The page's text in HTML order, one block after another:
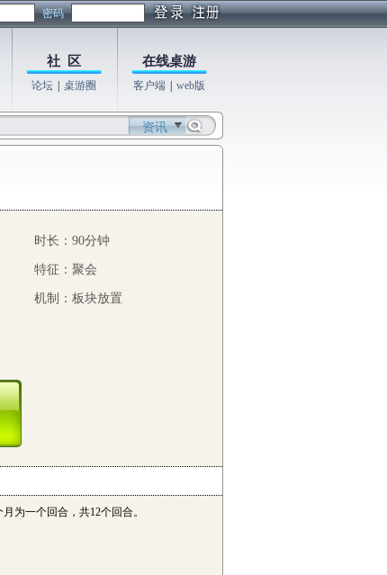
密码
社 区
论坛 桌游圈
在线桌游
客户端 web版
资讯
时长：90分钟
特征：聚会
机制：板块放置
为一个回合，共12个回合。